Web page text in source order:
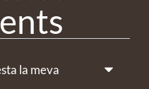
la meva